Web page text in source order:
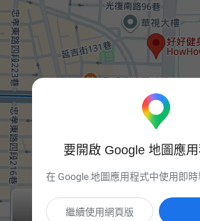
要開啟 Google 地圖應
在 Google 地圖應用程式中使用即
繼續使用網頁版